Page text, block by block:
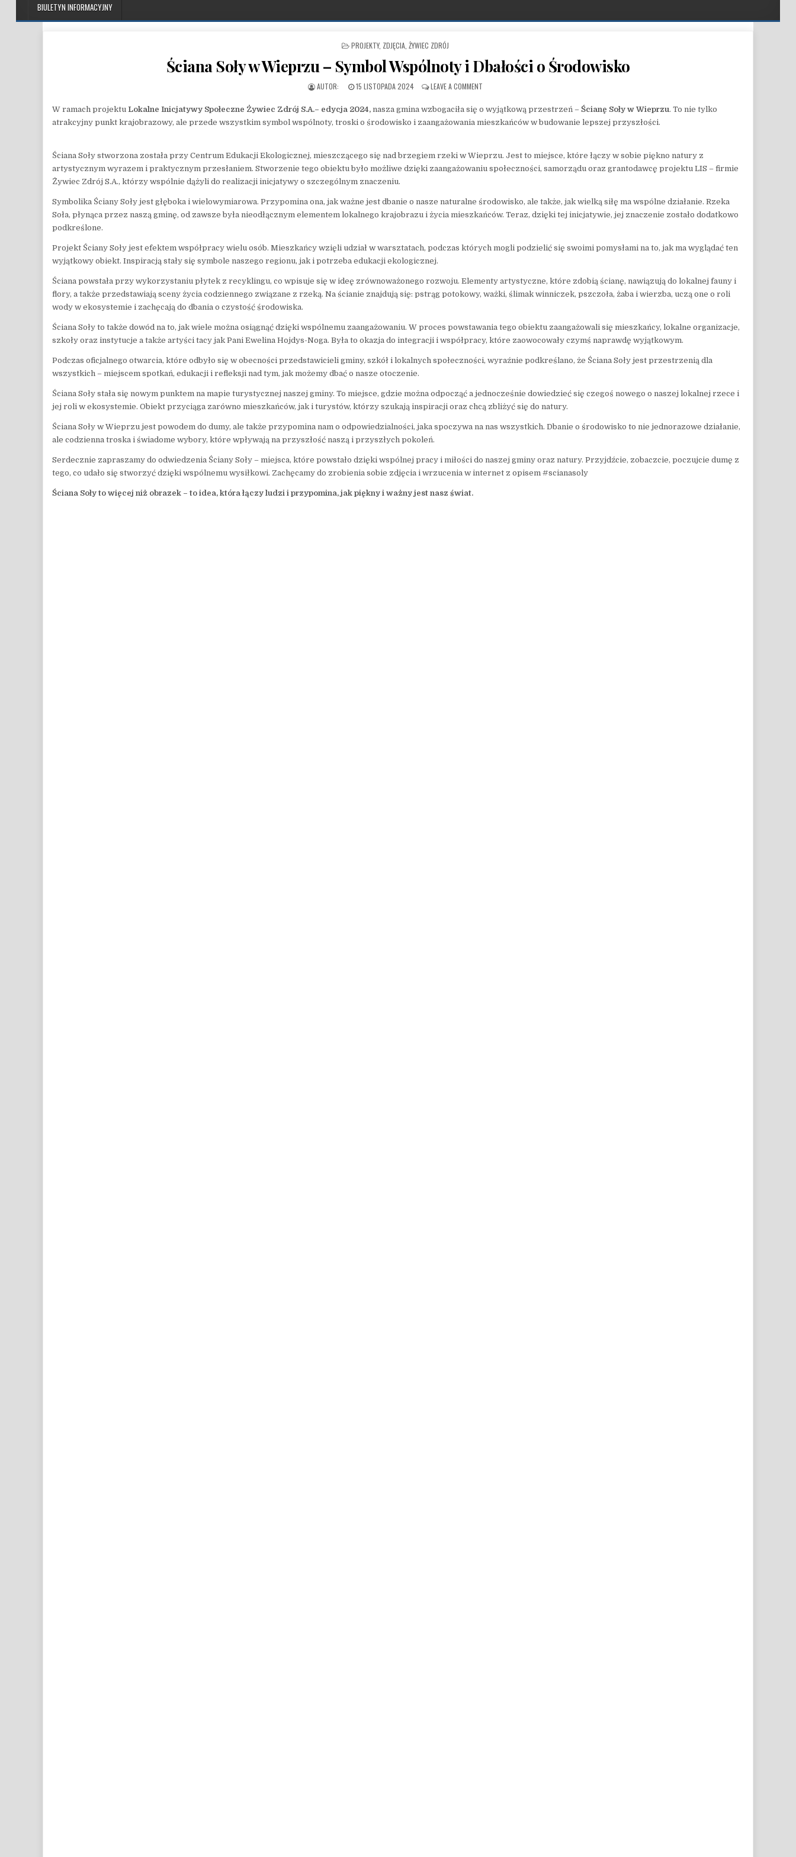
BIULETYN INFORMACYJNY
POSTED IN
PROJEKTY, ZDJĘCIA, ŻYWIEC ZDRÓJ
Ściana Soły w Wieprzu – Symbol Wspólnoty i Dbałości o Środowisko
PUBLISHED DATE:
15 LISTOPADA 2024 LEAVE A COMMENTON ŚCIANA SOŁY W WIEPRZU – SYMBOL WSPÓLNOTY I DBAŁOŚCI O ŚRODOWISKO
W ramach projektu Lokalne Inicjatywy Społeczne Żywiec Zdrój S.A.– edycja 2024, nasza gmina wzbogaciła się o wyjątkową przestrzeń – Ścianę Soły w Wieprzu. To nie tylko
atrakcyjny punkt krajobrazowy, ale przede wszystkim symbol wspólnoty, troski o środowisko i zaangażowania mieszkańców w budowanie lepszej przyszłości.
Ściana Soły stworzona została przy Centrum Edukacji Ekologicznej, mieszczącego się nad brzegiem rzeki w Wieprzu. Jest to miejsce, które łączy w sobie piękno natury z
artystycznym wyrazem i praktycznym przesłaniem. Stworzenie tego obiektu było możliwe dzięki zaangażowaniu społeczności, samorządu oraz grantodawcę projektu LIS – firmie
Żywiec Zdrój S.A., którzy wspólnie dążyli do realizacji inicjatywy o szczególnym znaczeniu.
Symbolika Ściany Soły jest głęboka i wielowymiarowa. Przypomina ona, jak ważne jest dbanie o nasze naturalne środowisko, ale także, jak wielką siłę ma wspólne działanie. Rzeka
Soła, płynąca przez naszą gminę, od zawsze była nieodłącznym elementem lokalnego krajobrazu i życia mieszkańców. Teraz, dzięki tej inicjatywie, jej znaczenie zostało dodatkowo
podkreślone.
Projekt Ściany Soły jest efektem współpracy wielu osób. Mieszkańcy wzięli udział w warsztatach, podczas których mogli podzielić się swoimi pomysłami na to, jak ma wyglądać ten
wyjątkowy obiekt. Inspiracją stały się symbole naszego regionu, jak i potrzeba edukacji ekologicznej.
Ściana powstała przy wykorzystaniu płytek z recyklingu, co wpisuje się w ideę zrównoważonego rozwoju. Elementy artystyczne, które zdobią ścianę, nawiązują do lokalnej fauny i
flory, a także przedstawiają sceny życia codziennego związane z rzeką. Na ścianie znajdują się: pstrąg potokowy, ważki, ślimak winniczek, pszczoła, żaba i wierzba, uczą one o roli
wody w ekosystemie i zachęcają do dbania o czystość środowiska.
Ściana Soły to także dowód na to, jak wiele można osiągnąć dzięki wspólnemu zaangażowaniu. W proces powstawania tego obiektu zaangażowali się mieszkańcy, lokalne organizacje,
szkoły oraz instytucje a także artyści tacy jak Pani Ewelina Hojdys-Noga. Była to okazja do integracji i współpracy, które zaowocowały czymś naprawdę wyjątkowym.
Podczas oficjalnego otwarcia, które odbyło się w obecności przedstawicieli gminy, szkół i lokalnych społeczności, wyraźnie podkreślano, że Ściana Soły jest przestrzenią dla
wszystkich – miejscem spotkań, edukacji i refleksji nad tym, jak możemy dbać o nasze otoczenie.
Ściana Soły stała się nowym punktem na mapie turystycznej naszej gminy. To miejsce, gdzie można odpocząć a jednocześnie dowiedzieć się czegoś nowego o naszej lokalnej rzece i
jej roli w ekosystemie. Obiekt przyciąga zarówno mieszkańców, jak i turystów, którzy szukają inspiracji oraz chcą zbliżyć się do natury.
Ściana Soły w Wieprzu jest powodem do dumy, ale także przypomina nam o odpowiedzialności, jaka spoczywa na nas wszystkich. Dbanie o środowisko to nie jednorazowe działanie,
ale codzienna troska i świadome wybory, które wpływają na przyszłość naszą i przyszłych pokoleń.
Serdecznie zapraszamy do odwiedzenia Ściany Soły – miejsca, które powstało dzięki wspólnej pracy i miłości do naszej gminy oraz natury. Przyjdźcie, zobaczcie, poczujcie dumę z
tego, co udało się stworzyć dzięki wspólnemu wysiłkowi. Zachęcamy do zrobienia sobie zdjęcia i wrzucenia w internet z opisem #scianasoly
Ściana Soły to więcej niż obrazek – to idea, która łączy ludzi i przypomina, jak piękny i ważny jest nasz świat.